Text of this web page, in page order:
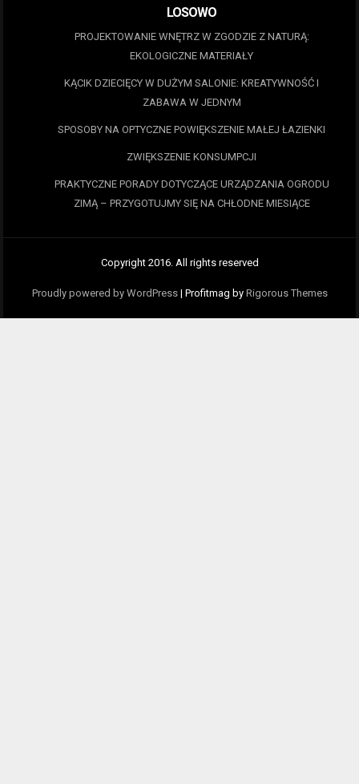
LOSOWO
PROJEKTOWANIE WNĘTRZ W ZGODZIE Z NATURĄ:
EKOLOGICZNE MATERIAŁY
KĄCIK DZIECIĘCY W DUŻYM SALONIE: KREATYWNOŚĆ I
ZABAWA W JEDNYM
SPOSOBY NA OPTYCZNE POWIĘKSZENIE MAŁEJ ŁAZIENKI
ZWIĘKSZENIE KONSUMPCJI
PRAKTYCZNE PORADY DOTYCZĄCE URZĄDZANIA OGRODU
ZIMĄ – PRZYGOTUJMY SIĘ NA CHŁODNE MIESIĄCE
Copyright 2016. All rights reserved
Proudly powered by WordPress | Profitmag by Rigorous Themes